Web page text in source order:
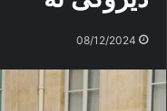
08/12/2024